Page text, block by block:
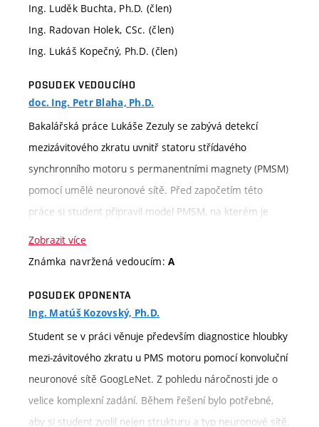
Ing. Luděk Buchta, Ph.D. (člen)
Ing. Radovan Holek, CSc. (člen)
Ing. Lukáš Kopečný, Ph.D. (člen)
POSUDEK VEDOUCÍHO
doc. Ing. Petr Blaha, Ph.D.
Bakalářská práce Lukáše Zezuly se zabývá detekcí
mezizávitového zkratu uvnitř statoru střídavého
synchronního motoru s permanentními magnety (PMSM)
pomocí umělé neuronové sítě. Před započetím této
práce si student připravil model PMSM, na kterém je
kvalitou zpracování vystačila na bakalářskou práci.
Následná část byla časově velmi náročná a měla nádech
vědecké práce. Na základě prostudování článků s touto
problematikou se pustil do realizace svého řešení, které
postupně vylepšoval. Kromě toho, že je jeho řešení
schopné diagnostikovat mezizávitový zkrat, věnoval se
Zobrazit více
Známka navržená vedoucím:A
POSUDEK OPONENTA
Ing. Matúš Kozovský, Ph.D.
Student se v práci věnuje především diagnostice hloubky
mezi-závitového zkratu u PMS motoru pomocí konvoluční
neuronové sítě GoogLeNet. Z pohledu náročnosti jde o
velice komplexní zadání. Během řešení bylo potřebné,
aby si student zvolil nejen strukturu a typ neuronové sítě,